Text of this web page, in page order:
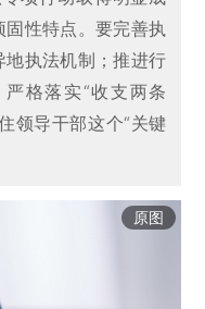
性特点。要完善执
执法机制；推进行
格落实“收支两条
领导干部这个“关键
原图